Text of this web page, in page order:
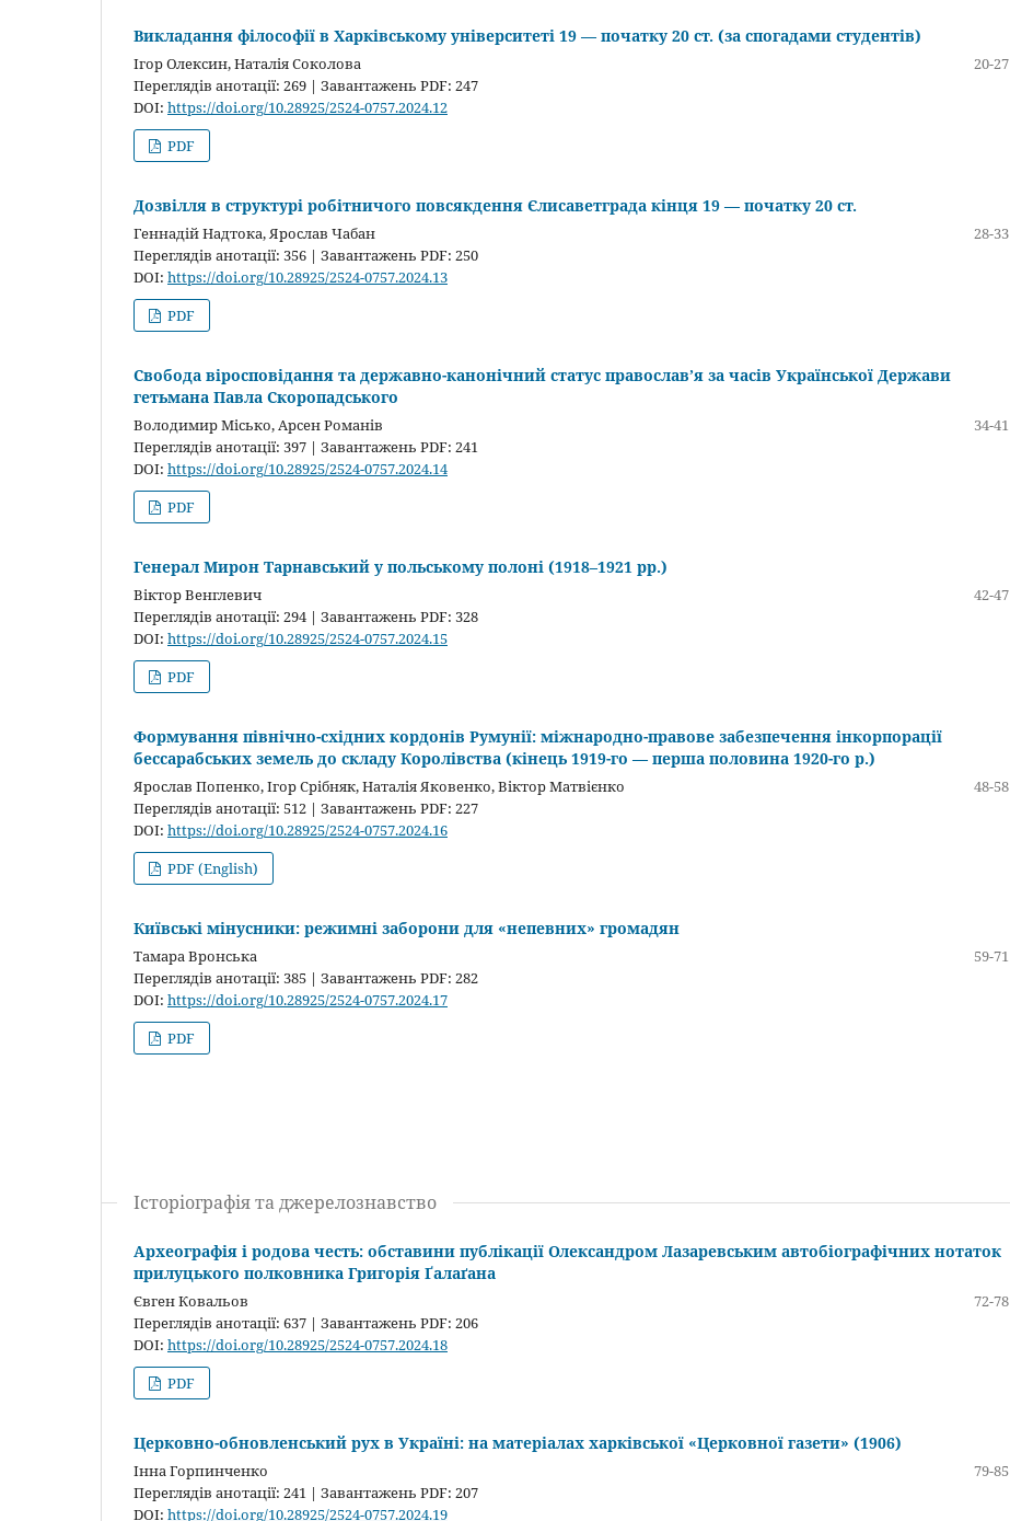
Викладання філософії в Харківському університеті 19 — початку 20 ст. (за спогадами студентів)
Ігор Олексин, Наталія Соколова
20-27
Переглядів анотації: 269 | Завантажень PDF: 247
DOI: https://doi.org/10.28925/2524-0757.2024.12
PDF
Дозвілля в структурі робітничого повсякдення Єлисаветграда кінця 19 — початку 20 ст.
Геннадій Надтока, Ярослав Чабан
28-33
Переглядів анотації: 356 | Завантажень PDF: 250
DOI: https://doi.org/10.28925/2524-0757.2024.13
PDF
Свобода віросповідання та державно-канонічний статус православ’я за часів Української Держави
гетьмана Павла Скоропадського
Володимир Місько, Арсен Романів
34-41
Переглядів анотації: 397 | Завантажень PDF: 241
DOI: https://doi.org/10.28925/2524-0757.2024.14
PDF
Генерал Мирон Тарнавський у польському полоні (1918–1921 рр.)
Віктор Венглевич
42-47
Переглядів анотації: 294 | Завантажень PDF: 328
DOI: https://doi.org/10.28925/2524-0757.2024.15
PDF
Формування північно-східних кордонів Румунії: міжнародно-правове забезпечення інкорпорації
бессарабських земель до складу Королівства (кінець 1919-го — перша половина 1920-го р.)
Ярослав Попенко, Ігор Срібняк, Наталія Яковенко, Віктор Матвієнко
48-58
Переглядів анотації: 512 | Завантажень PDF: 227
DOI: https://doi.org/10.28925/2524-0757.2024.16
PDF (English)
Київські мінусники: режимні заборони для «непевних» громадян
Тамара Вронська
59-71
Переглядів анотації: 385 | Завантажень PDF: 282
DOI: https://doi.org/10.28925/2524-0757.2024.17
PDF
Історіографія та джерелознавство
Археографія і родова честь: обставини публікації Олександром Лазаревським автобіографічних нотаток
прилуцького полковника Григорія Ґалаґана
Євген Ковальов
72-78
Переглядів анотації: 637 | Завантажень PDF: 206
DOI: https://doi.org/10.28925/2524-0757.2024.18
PDF
Церковно-обновленський рух в Україні: на матеріалах харківської «Церковної газети» (1906)
Інна Горпинченко
79-85
Переглядів анотації: 241 | Завантажень PDF: 207
DOI: https://doi.org/10.28925/2524-0757.2024.19